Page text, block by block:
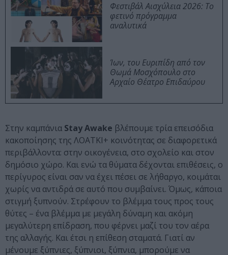
Φεστιβάλ Αισχύλεια 2026: Το
φετινό πρόγραμμα
αναλυτικά
Ίων, του Ευριπίδη από τον
Θωμά Μοσχόπουλο στο
Αρχαίο Θέατρο Επιδαύρου
Στην καμπάνια Stay Awake βλέπουμε τρία επεισόδια
κακοποίησης της ΛΟΑΤΚΙ+ κοινότητας σε διαφορετικά
περιβάλλοντα: στην οικογένεια, στο σχολείο και στον
δημόσιο χώρο. Και ενώ τα θύματα δέχονται επιθέσεις, ο
περίγυρος είναι σαν να έχει πέσει σε λήθαργο, κοιμάται
χωρίς να αντιδρά σε αυτό που συμβαίνει. Όμως, κάποια
στιγμή ξυπνούν. Στρέφουν το βλέμμα τους προς τους
θύτες – ένα βλέμμα με μεγάλη δύναμη και ακόμη
μεγαλύτερη επίδραση, που φέρνει μαζί του τον αέρα
της αλλαγής. Και έτσι η επίθεση σταματά. Γιατί αν
μένουμε ξύπνιες, ξύπνιοι, ξύπνια, μπορούμε να